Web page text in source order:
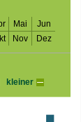
Mai
Jun
Nov Dez
kleiner